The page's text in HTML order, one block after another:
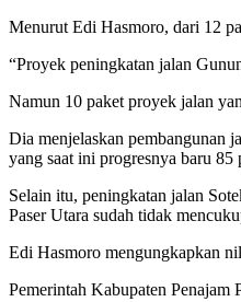
Menurut Edi Hasmoro, dari 12
“Proyek peningkatan jalan
Namun 10 paket proyek jalan
Dia menjelaskan pembangunan
yang saat ini progresnya baru 85
Selain itu, peningkatan jalan
Paser Utara sudah tidak
Edi Hasmoro mengungkapkan
Pemerintah Kabupaten